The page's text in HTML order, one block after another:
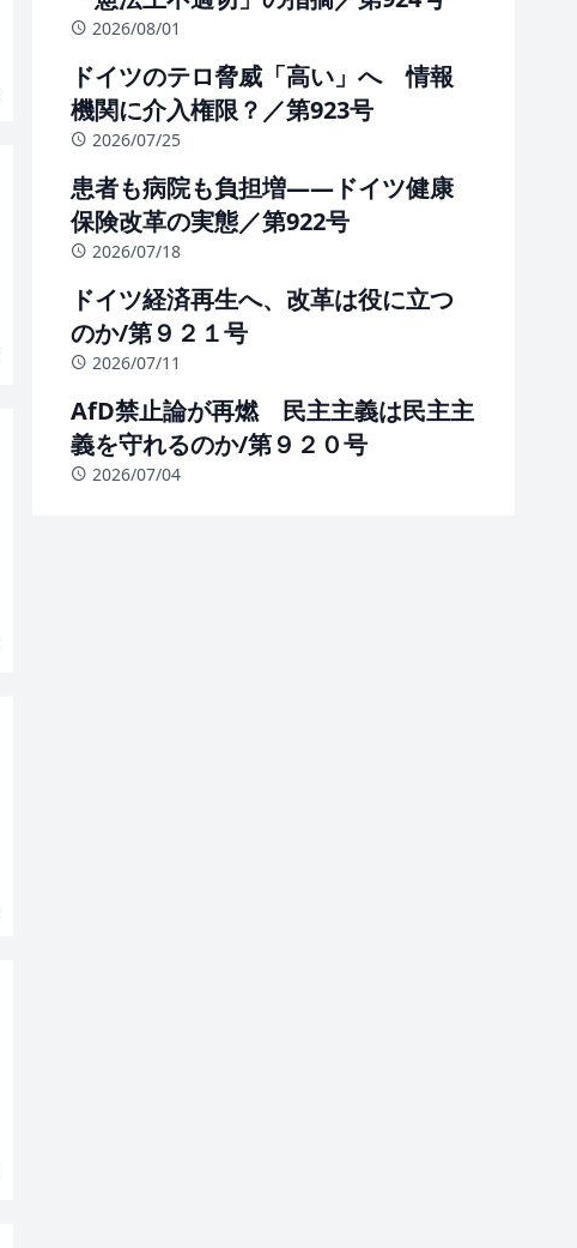
2026/08/01
ドイツのテロ脅威「高い」へ 情報
機関に介入権限？／第923号
2026/07/25
患者も病院も負担増――ドイツ健康
保険改革の実態／第922号
2026/07/18
ドイツ経済再生へ、改革は役に立つ
のか/第９２１号
2026/07/11
AfD禁止論が再燃 民主主義は民主主
義を守れるのか/第９２０号
2026/07/04